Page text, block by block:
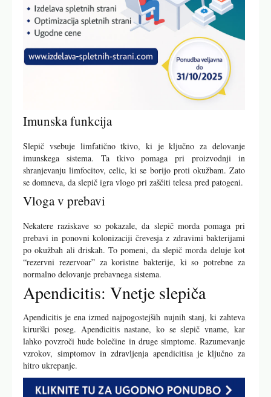
Imunska funkcija
Slepič vsebuje limfatično tkivo, ki je ključno za delovanje
imunskega sistema. Ta tkivo pomaga pri proizvodnji in
shranjevanju limfocitov, celic, ki se borijo proti okužbam. Zato
se domneva, da slepič igra vlogo pri zaščiti telesa pred patogeni.
Vloga v prebavi
Nekatere raziskave so pokazale, da slepič morda pomaga pri
prebavi in ponovni kolonizaciji črevesja z zdravimi bakterijami
po okužbah ali driskah. To pomeni, da slepič morda deluje kot
“rezervni rezervoar” za koristne bakterije, ki so potrebne za
normalno delovanje prebavnega sistema.
Apendicitis: Vnetje slepiča
Apendicitis je ena izmed najpogostejših nujnih stanj, ki zahteva
kirurški poseg. Apendicitis nastane, ko se slepič vname, kar
lahko povzroči hude bolečine in druge simptome. Razumevanje
vzrokov, simptomov in zdravljenja apendicitisa je ključno za
hitro ukrepanje.